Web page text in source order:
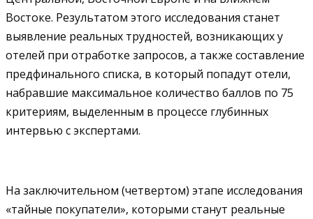
Востоке. Результатом этого исследования станет
выявление реальных трудностей, возникающих у
отелей при отработке запросов, а также составление
предфинального списка, в который попадут отели,
набравшие максимальное количество баллов по 75
критериям, выделенным в процессе глубинных
интервью с экспертами.
На заключительном (четвертом) этапе исследования
«тайные покупатели», которыми станут реальные